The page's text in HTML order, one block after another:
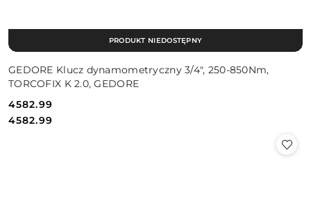
GEDORE Klucz dynamometryczny 3/4", 250-850Nm,
TORCOFIX K 2.0, GEDORE
Cena:
4582.99
Cena:
4582.99
PRODUKT NIEDOSTĘPNY